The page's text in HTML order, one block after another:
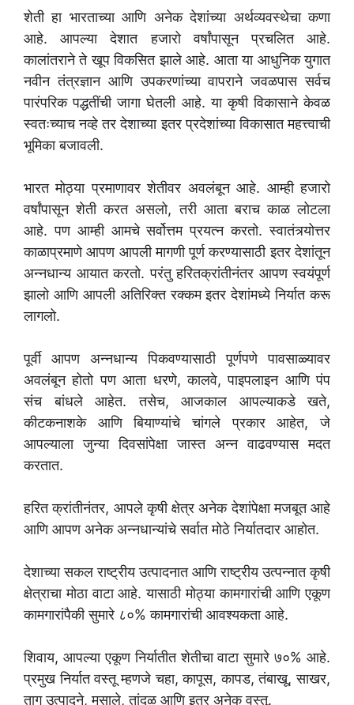
शेती हा भारताच्या आणि अनेक देशांच्या अर्थव्यवस्थेचा कणा
आहे. आपल्या देशात हजारो वर्षांपासून प्रचलित आहे.
कालांतराने ते खूप विकसित झाले आहे. आता या आधुनिक युगात
नवीन तंत्रज्ञान आणि उपकरणांच्या वापराने जवळपास सर्वच
पारंपरिक पद्धतींची जागा घेतली आहे. या कृषी विकासाने केवळ
स्वतःच्याच नव्हे तर देशाच्या इतर प्रदेशांच्या विकासात महत्त्वाची
भूमिका बजावली.
भारत मोठ्या प्रमाणावर शेतीवर अवलंबून आहे. आम्ही हजारो
वर्षांपासून शेती करत असलो, तरी आता बराच काळ लोटला
आहे. पण आम्ही आमचे सर्वोत्तम प्रयत्न करतो. स्वातंत्र्योत्तर
काळाप्रमाणे आपण आपली मागणी पूर्ण करण्यासाठी इतर देशांतून
अन्नधान्य आयात करतो. परंतु हरितक्रांतीनंतर आपण स्वयंपूर्ण
झालो आणि आपली अतिरिक्त रक्कम इतर देशांमध्ये निर्यात करू
लागलो.
पूर्वी आपण अन्नधान्य पिकवण्यासाठी पूर्णपणे पावसाळ्यावर
अवलंबून होतो पण आता धरणे, कालवे, पाइपलाइन आणि पंप
संच बांधले आहेत. तसेच, आजकाल आपल्याकडे खते,
कीटकनाशके आणि बियाण्यांचे चांगले प्रकार आहेत, जे
आपल्याला जुन्या दिवसांपेक्षा जास्त अन्न वाढवण्यास मदत
करतात.
हरित क्रांतीनंतर, आपले कृषी क्षेत्र अनेक देशांपेक्षा मजबूत आहे
आणि आपण अनेक अन्नधान्यांचे सर्वात मोठे निर्यातदार आहोत.
देशाच्या सकल राष्ट्रीय उत्पादनात आणि राष्ट्रीय उत्पन्नात कृषी
क्षेत्राचा मोठा वाटा आहे. यासाठी मोठ्या कामगारांची आणि एकूण
कामगारांपैकी सुमारे ८०% कामगारांची आवश्यकता आहे.
शिवाय, आपल्या एकूण निर्यातीत शेतीचा वाटा सुमारे ७०% आहे.
प्रमुख निर्यात वस्तू म्हणजे चहा, कापूस, कापड, तंबाखू, साखर,
ताग उत्पादने, मसाले, तांदूळ आणि इतर अनेक वस्तू.